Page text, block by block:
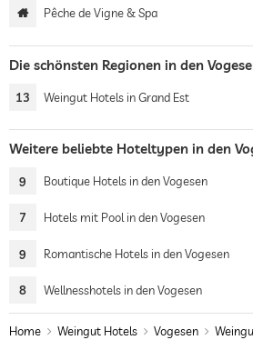
Pêche de Vigne & Spa
Die schönsten Regionen in den
13 Weingut Hotels in Grand Est
Weitere beliebte Hoteltypen in den
9 Boutique Hotels in den Vogesen
7 Hotels mit Pool in den Vogesen
9 Romantische Hotels in den Vogesen
8 Wellnesshotels in den Vogesen
Home Weingut Hotels Vogesen